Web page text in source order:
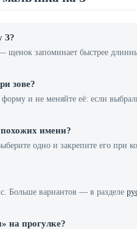
З?
запоминает быстрее
зове?
и не меняйте её: если
имени?
одно и закрепите его при
Больше вариантов — в разделе
на прогулке?